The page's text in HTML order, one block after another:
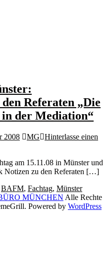
Referaten „Die
in der Mediation“
2008 MG
Hinterlasse einen
am 15.11.08 in Münster und
Notizen zu den Referaten […]
BAFM, Fachtag, Münster
MÜNCHEN Alle Rechte
Powered by WordPress